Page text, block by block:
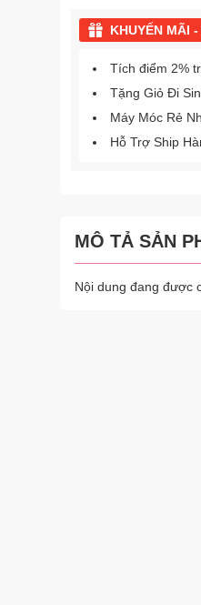
KHUYẾN MÃI
Tích điểm 2%
Tặng Giỏ Đi
Máy Móc Rẻ
Hỗ Trợ Ship
MÔ TẢ SẢN
Nội dung đang được